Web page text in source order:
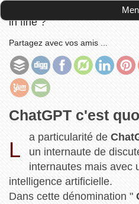
la tête dans le
in fine ?
Partagez avec vos amis ...
ChatGPT c'est
L
a particularité de
un internaute de
internautes mais avec
intelligence artificielle.
Dans cette dénomination "